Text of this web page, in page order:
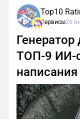
Top10
Сервисы26
ТОП-9 ИИ-